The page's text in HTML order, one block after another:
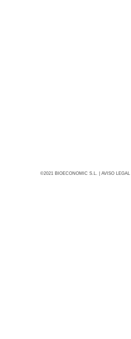
©2021 BIOECONOMIC S.L. | AVISO LEGAL